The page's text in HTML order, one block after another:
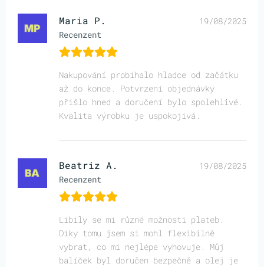
Maria P.
Recenzent
19/08/2025
Nakupování probíhalo hladce od začátku
až do konce. Potvrzení objednávky
přišlo hned a doručení bylo spolehlivé.
Kvalita výrobku je uspokojivá.
Beatriz A.
Recenzent
19/08/2025
Líbily se mi různé možnosti plateb.
Díky tomu jsem si mohl flexibilně
vybrat, co mi nejlépe vyhovuje. Můj
balíček byl doručen bezpečně a olej je